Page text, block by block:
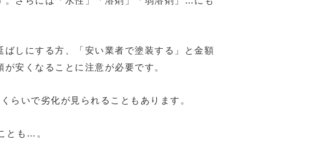
しにする方、「安い業者で塗装する」と金額
安くなることに注意が必要です。
らいで劣化が見られることもあります。
とも…。